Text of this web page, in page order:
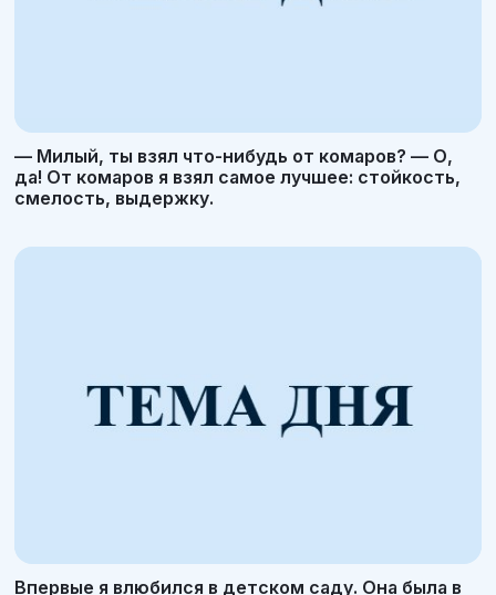
— Милый, ты взял что-нибудь от комаров? — О,
да! От комаров я взял самое лучшее: стойкость,
смелость, выдержку.
Впервые я влюбился в детском саду. Она была в